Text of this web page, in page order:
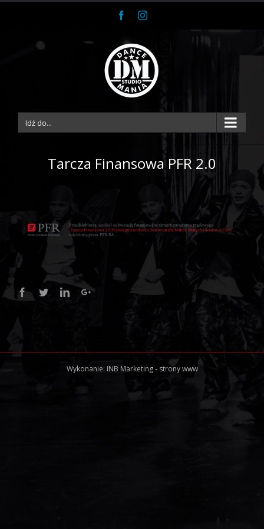
FacebookInstagram
Idź do...
Tarcza Finansowa PFR 2.0
Facebook
TwitterLinkedinGoogle+
Wykonanie: INB Marketing- strony www